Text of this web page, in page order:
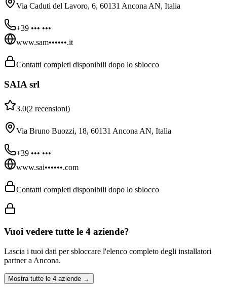
Via Caduti del Lavoro, 6, 60131 Ancona AN, Italia
+39 ••• •••
www.sam••••••.it
Contatti completi disponibili dopo lo sblocco
SAIA srl
3.0(2 recensioni)
Via Bruno Buozzi, 18, 60131 Ancona AN, Italia
+39 ••• •••
www.sai••••••.com
Contatti completi disponibili dopo lo sblocco
Vuoi vedere tutte le 4 aziende?
Lascia i tuoi dati per sbloccare l'elenco completo degli installatori
partner a Ancona.
Mostra tutte le 4 aziende →